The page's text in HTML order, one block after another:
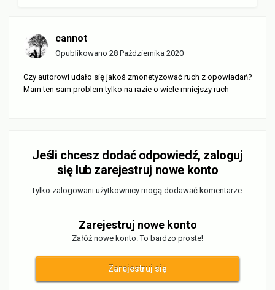
cannot
Opublikowano 28 Października 2020
Czy autorowi udało się jakoś zmonetyzować ruch z opowiadań?
Mam ten sam problem tylko na razie o wiele mniejszy ruch
Jeśli chcesz dodać odpowiedź, zaloguj
się lub zarejestruj nowe konto
Tylko zalogowani użytkownicy mogą dodawać komentarze.
Zarejestruj nowe konto
Załóż nowe konto. To bardzo proste!
Zarejestruj się